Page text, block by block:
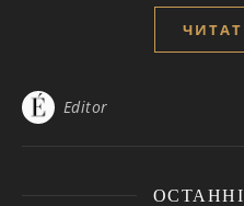
Editor